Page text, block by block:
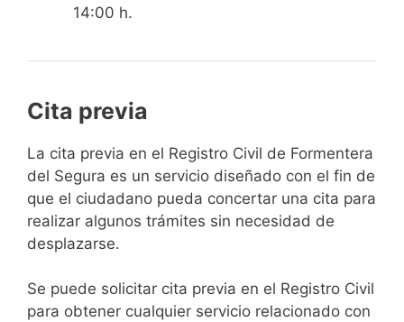
14:00 h.
Cita previa
​​​​​​​​​​​​​​​​​​​​​​​​​​​​La cita previa en el Registro Civil de Formentera
del Segura es un servicio diseñado con el fin de
que el ciudadano pueda concertar una cita para
realizar algunos trámites sin necesidad de
desplazarse.​
Se puede solicitar cita previa en el Registro Civil
para obtener cualquier servicio relacionado con